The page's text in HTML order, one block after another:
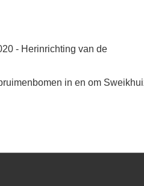
- Herinrichting van de
in en om